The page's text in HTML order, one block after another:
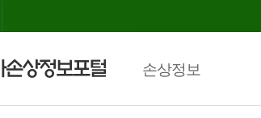
손상정보